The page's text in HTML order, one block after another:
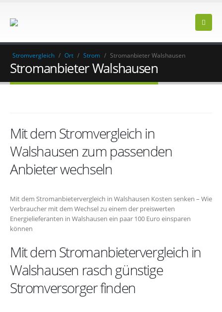
Stromvergleich / Ort / Strom / Stromanbieter Walshausen
Stromanbieter Walshausen
Mit dem Stromvergleich in
Walshausen zum passenden
Anbieter wechseln
Mit dem Stromanbietervergleich in Walshausen Kosten senken – Wie
Verbraucher mit dem Wechsel zu einem der preiswerten
Energielieferanten in Walshausen ein paar 100 Euro einsparen
können
Mit dem Stromanbietervergleich in
Walshausen rasch günstige
Stromversorger finden